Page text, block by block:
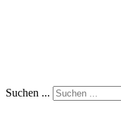
Suchen ...